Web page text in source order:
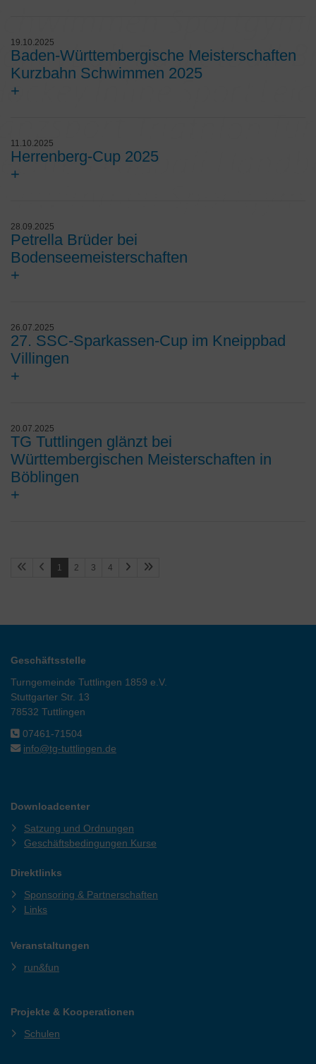
19.10.2025
Baden-Württembergische Meisterschaften
Kurzbahn Schwimmen 2025
+
11.10.2025
Herrenberg-Cup 2025
+
28.09.2025
Petrella Brüder bei
Bodenseemeisterschaften
+
26.07.2025
27. SSC-Sparkassen-Cup im Kneippbad
Villingen
+
20.07.2025
TG Tuttlingen glänzt bei
Württembergischen Meisterschaften in
Böblingen
+
1 2 3 4
Geschäftsstelle
Turngemeinde Tuttlingen 1859 e.V.
Stuttgarter Str. 13
78532 Tuttlingen
07461-71504
info@tg-tuttlingen.de
Downloadcenter
Satzung und Ordnungen
Geschäftsbedingungen Kurse
Direktlinks
Sponsoring & Partnerschaften
Links
Veranstaltungen
run&fun
Projekte & Kooperationen
Schulen